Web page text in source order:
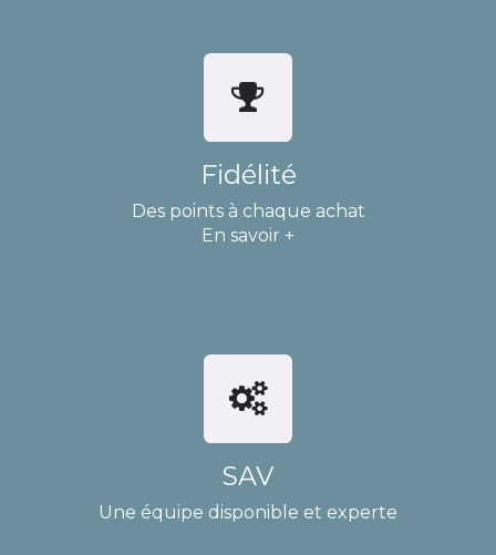
Fidélité
Des points à chaque achat
En savoir +
SAV
Une équipe disponible et experte